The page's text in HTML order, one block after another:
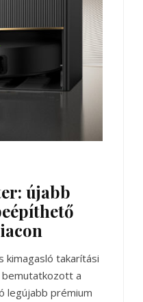
újabb
kimagasló takarítási
bemutatkozott a
legújabb prémium